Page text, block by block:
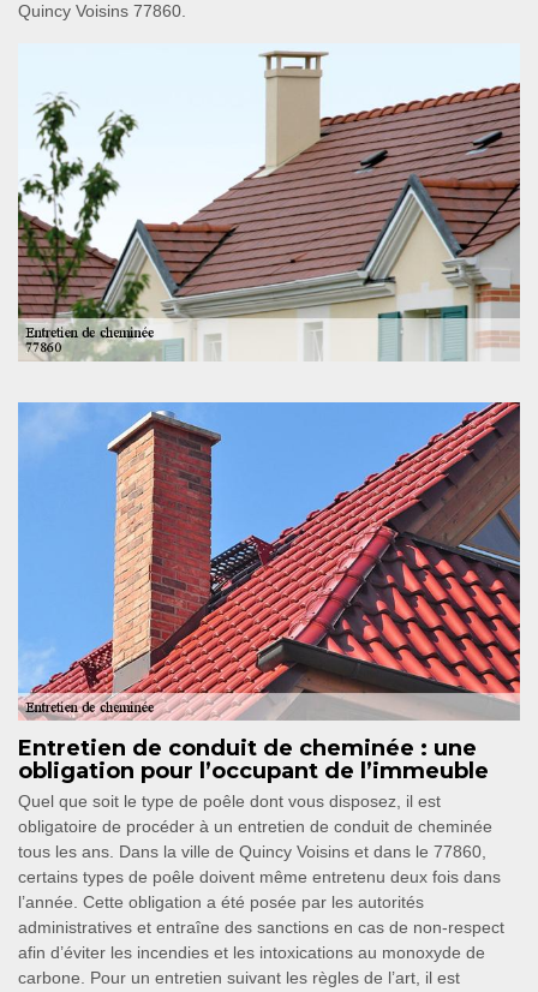
Quincy Voisins 77860.
Entretien de conduit de cheminée : une
obligation pour l’occupant de l’immeuble
Quel que soit le type de poêle dont vous disposez, il est
obligatoire de procéder à un entretien de conduit de cheminée
tous les ans. Dans la ville de Quincy Voisins et dans le 77860,
certains types de poêle doivent même entretenu deux fois dans
l’année. Cette obligation a été posée par les autorités
administratives et entraîne des sanctions en cas de non-respect
afin d’éviter les incendies et les intoxications au monoxyde de
carbone. Pour un entretien suivant les règles de l’art, il est